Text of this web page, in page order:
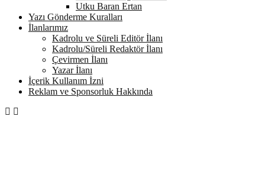
Utku Baran Ertan
Yazı Gönderme Kuralları
İlanlarımız
Kadrolu ve Süreli Editör İlanı
Kadrolu/Süreli Redaktör İlanı
Çevirmen İlanı
Yazar İlanı
İçerik Kullanım İzni
Reklam ve Sponsorluk Hakkında